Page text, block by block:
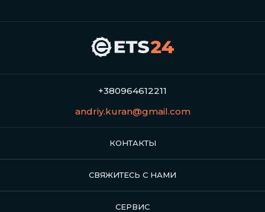
+380964612211
andriy.kuran@gmail.com
КОНТАКТЫ
СВЯЖИТЕСЬ С НАМИ
СЕРВИС